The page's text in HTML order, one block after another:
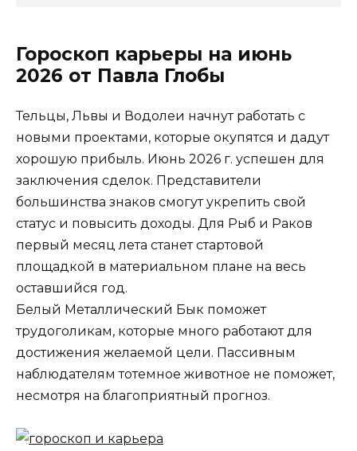
Гороскоп карьеры на июнь
2026 от Павла Глобы
Тельцы, Львы и Водолеи начнут работать с
новыми проектами, которые окупятся и дадут
хорошую прибыль. Июнь 2026 г. успешен для
заключения сделок. Представители
большинства знаков смогут укрепить свой
статус и повысить доходы. Для Рыб и Раков
первый месяц лета станет стартовой
площадкой в материальном плане на весь
оставшийся год.
Белый Металлический Бык поможет
трудоголикам, которые много работают для
достижения желаемой цели. Пассивным
наблюдателям тотемное животное не поможет,
несмотря на благоприятный прогноз.